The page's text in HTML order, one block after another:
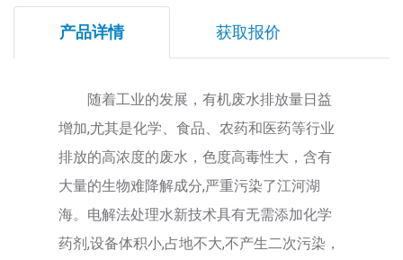
产品详情 获取报价
随着工业的发展，有机废水排放量日益
增加,尤其是化学、食品、农药和医药等行业
排放的高浓度的废水，色度高毒性大，含有
大量的生物难降解成分,严重污染了江河湖
海。电解法处理水新技术具有无需添加化学
药剂,设备体积小,占地不大,不产生二次污染，